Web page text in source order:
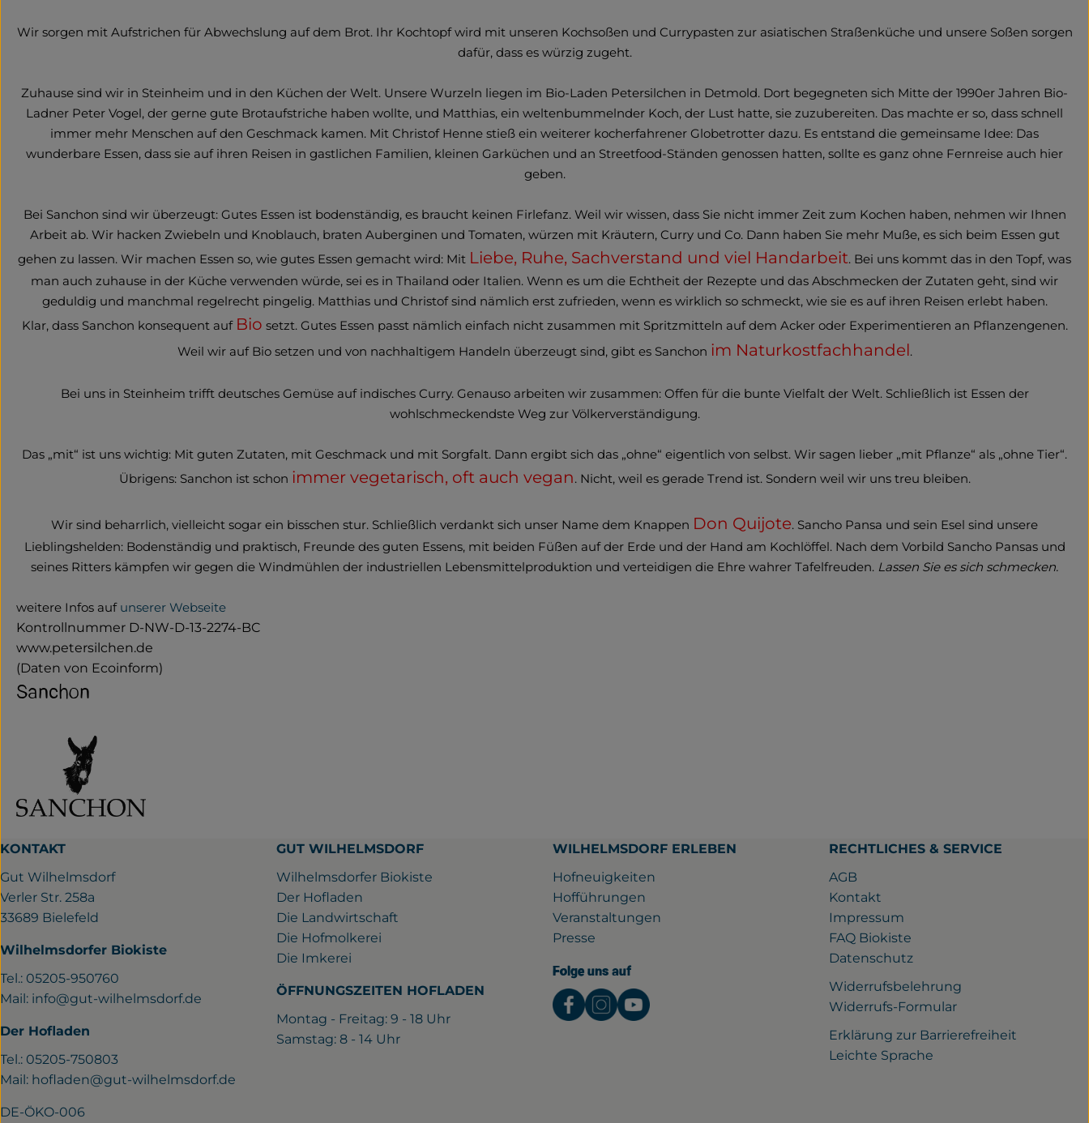
Wir sorgen mit Aufstrichen für Abwechslung auf dem Brot. Ihr Kochtopf wird mit unseren Kochsoßen und Currypasten zur asiatischen Straßenküche und unsere Soßen sorgen
dafür, dass es würzig zugeht.
Zuhause sind wir in Steinheim und in den Küchen der Welt. Unsere Wurzeln liegen im Bio-Laden Petersilchen in Detmold. Dort begegneten sich Mitte der 1990er Jahren Bio-
Ladner Peter Vogel, der gerne gute Brotaufstriche haben wollte, und Matthias, ein weltenbummelnder Koch, der Lust hatte, sie zuzubereiten. Das machte er so, dass schnell
immer mehr Menschen auf den Geschmack kamen. Mit Christof Henne stieß ein weiterer kocherfahrener Globetrotter dazu. Es entstand die gemeinsame Idee: Das
wunderbare Essen, dass sie auf ihren Reisen in gastlichen Familien, kleinen Garküchen und an Streetfood-Ständen genossen hatten, sollte es ganz ohne Fernreise auch hier
geben.
Bei Sanchon sind wir überzeugt: Gutes Essen ist bodenständig, es braucht keinen Firlefanz. Weil wir wissen, dass Sie nicht immer Zeit zum Kochen haben, nehmen wir Ihnen
Arbeit ab. Wir hacken Zwiebeln und Knoblauch, braten Auberginen und Tomaten, würzen mit Kräutern, Curry und Co. Dann haben Sie mehr Muße, es sich beim Essen gut
gehen zu lassen. Wir machen Essen so, wie gutes Essen gemacht wird: Mit Liebe, Ruhe, Sachverstand und viel Handarbeit. Bei uns kommt das in den Topf, was
man auch zuhause in der Küche verwenden würde, sei es in Thailand oder Italien. Wenn es um die Echtheit der Rezepte und das Abschmecken der Zutaten geht, sind wir
geduldig und manchmal regelrecht pingelig. Matthias und Christof sind nämlich erst zufrieden, wenn es wirklich so schmeckt, wie sie es auf ihren Reisen erlebt haben.
Klar, dass Sanchon konsequent auf Bio setzt. Gutes Essen passt nämlich einfach nicht zusammen mit Spritzmitteln auf dem Acker oder Experimentieren an Pflanzengenen.
Weil wir auf Bio setzen und von nachhaltigem Handeln überzeugt sind, gibt es Sanchon im Naturkostfachhandel.
Bei uns in Steinheim trifft deutsches Gemüse auf indisches Curry. Genauso arbeiten wir zusammen: Offen für die bunte Vielfalt der Welt. Schließlich ist Essen der
wohlschmeckendste Weg zur Völkerverständigung.
Das „mit“ ist uns wichtig: Mit guten Zutaten, mit Geschmack und mit Sorgfalt. Dann ergibt sich das „ohne“ eigentlich von selbst. Wir sagen lieber „mit Pflanze“ als „ohne Tier“.
Übrigens: Sanchon ist schon immer vegetarisch, oft auch vegan. Nicht, weil es gerade Trend ist. Sondern weil wir uns treu bleiben.
Wir sind beharrlich, vielleicht sogar ein bisschen stur. Schließlich verdankt sich unser Name dem Knappen Don Quijote. Sancho Pansa und sein Esel sind unsere
Lieblingshelden: Bodenständig und praktisch, Freunde des guten Essens, mit beiden Füßen auf der Erde und der Hand am Kochlöffel. Nach dem Vorbild Sancho Pansas und
seines Ritters kämpfen wir gegen die Windmühlen der industriellen Lebensmittelproduktion und verteidigen die Ehre wahrer Tafelfreuden. Lassen Sie es sich schmecken.
weitere Infos auf unserer Webseite
Kontrollnummer D-NW-D-13-2274-BC
www.petersilchen.de
(Daten von Ecoinform)
Sanchon
KONTAKT
Gut Wilhelmsdorf
Verler Str. 258a
33689 Bielefeld
Wilhelmsdorfer Biokiste
Tel.: 05205-950760
Mail: info@gut-wilhelmsdorf.de
Der Hofladen
Tel.: 05205-750803
Mail: hofladen@gut-wilhelmsdorf.de
DE-ÖKO-006
GUT WILHELMSDORF
Wilhelmsdorfer Biokiste
Der Hofladen
Die Landwirtschaft
Die Hofmolkerei
Die Imkerei
ÖFFNUNGSZEITEN HOFLADEN
Montag - Freitag: 9 - 18 Uhr
Samstag: 8 - 14 Uhr
WILHELMSDORF ERLEBEN
Hofneuigkeiten
Hofführungen
Veranstaltungen
Presse
Folge uns auf
Externer Link zu https://www.facebook.com/gutwilhelmsdorf/
Externer Link zu https://www.instagram.com/gutwilhelmsdorf
Externer Link zu https://www.youtube.com/watch?v=rQ_nqJaXE1Y
RECHTLICHES & SERVICE
AGB
Kontakt
Impressum
FAQ Biokiste
Datenschutz
Widerrufsbelehrung
Widerrufs-Formular
Erklärung zur Barrierefreiheit
Leichte Sprache